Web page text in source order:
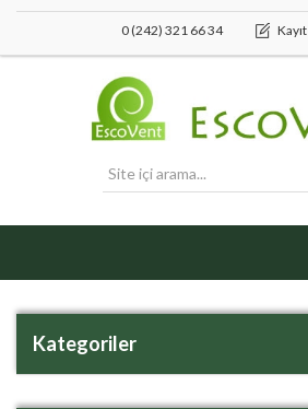
0 (242) 321 66 34 Kayıt
Kategoriler